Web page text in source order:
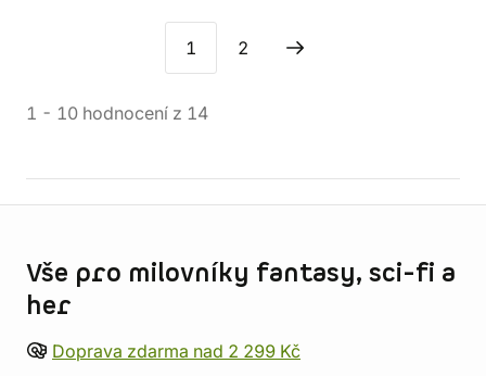
1 2
1 - 10 hodnocení z 14
Vše pro milovníky fantasy, sci-fi a
her
Doprava zdarma nad 2 299 Kč